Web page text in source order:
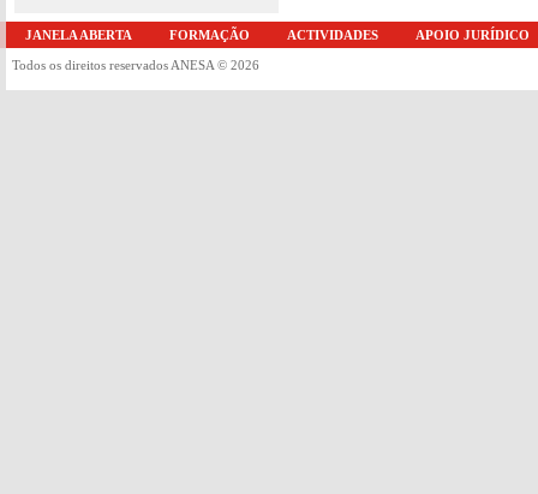
JANELA ABERTA FORMAÇÃO ACTIVIDADES APOIO JURÍDICO
Todos os direitos reservados ANESA © 2026